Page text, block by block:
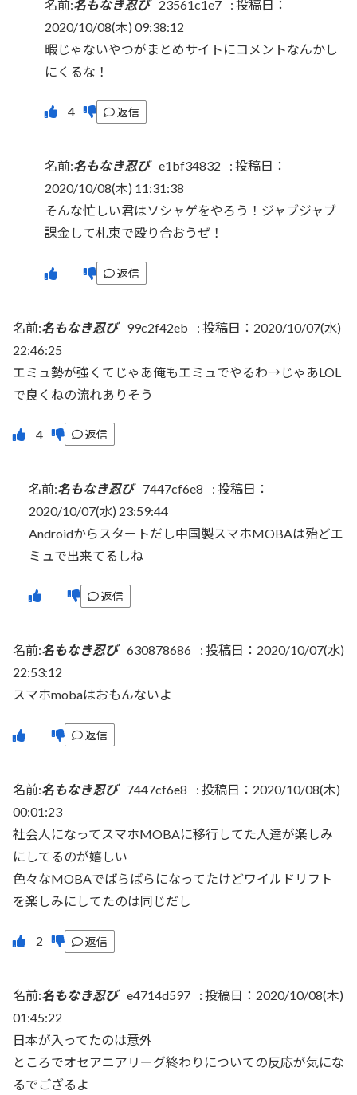
名前:名もなき忍び 23561c1e7 : 投稿日：
2020/10/08(木) 09:38:12
暇じゃないやつがまとめサイトにコメントなんかし
にくるな！
返信
名前:名もなき忍び e1bf34832 : 投稿日：
2020/10/08(木) 11:31:38
そんな忙しい君はソシャゲをやろう！ジャブジャブ
課金して札束で殴り合おうぜ！
返信
名前:名もなき忍び 99c2f42eb : 投稿日：2020/10/07(水)
22:46:25
エミュ勢が強くてじゃあ俺もエミュでやるわ→じゃあLOL
で良くねの流れありそう
返信
名前:名もなき忍び 7447cf6e8 : 投稿日：
2020/10/07(水) 23:59:44
Androidからスタートだし中国製スマホMOBAは殆どエ
ミュで出来てるしね
返信
名前:名もなき忍び 630878686 : 投稿日：2020/10/07(水)
22:53:12
スマホmobaはおもんないよ
返信
名前:名もなき忍び 7447cf6e8 : 投稿日：2020/10/08(木)
00:01:23
社会人になってスマホMOBAに移行してた人達が楽しみ
にしてるのが嬉しい
色々なMOBAでばらばらになってたけどワイルドリフト
を楽しみにしてたのは同じだし
返信
名前:名もなき忍び e4714d597 : 投稿日：2020/10/08(木)
01:45:22
日本が入ってたのは意外
ところでオセアニアリーグ終わりについての反応が気にな
るでござるよ